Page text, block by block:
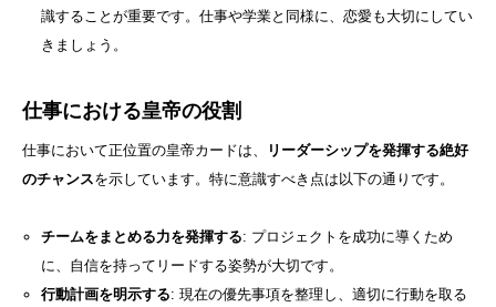
識することが重要です。仕事や学業と同様に、恋愛も大切にしてい
きましょう。
仕事における皇帝の役割
仕事において正位置の皇帝カードは、
リーダーシップを発揮する絶好
のチャンスを示しています。特に意識すべき点は以下の通りです。
チームをまとめる力を発揮する: プロジェクトを成功に導くため
に、自信を持ってリードする姿勢が大切です。
行動計画を明示する: 現在の優先事項を整理し、適切に行動を取る